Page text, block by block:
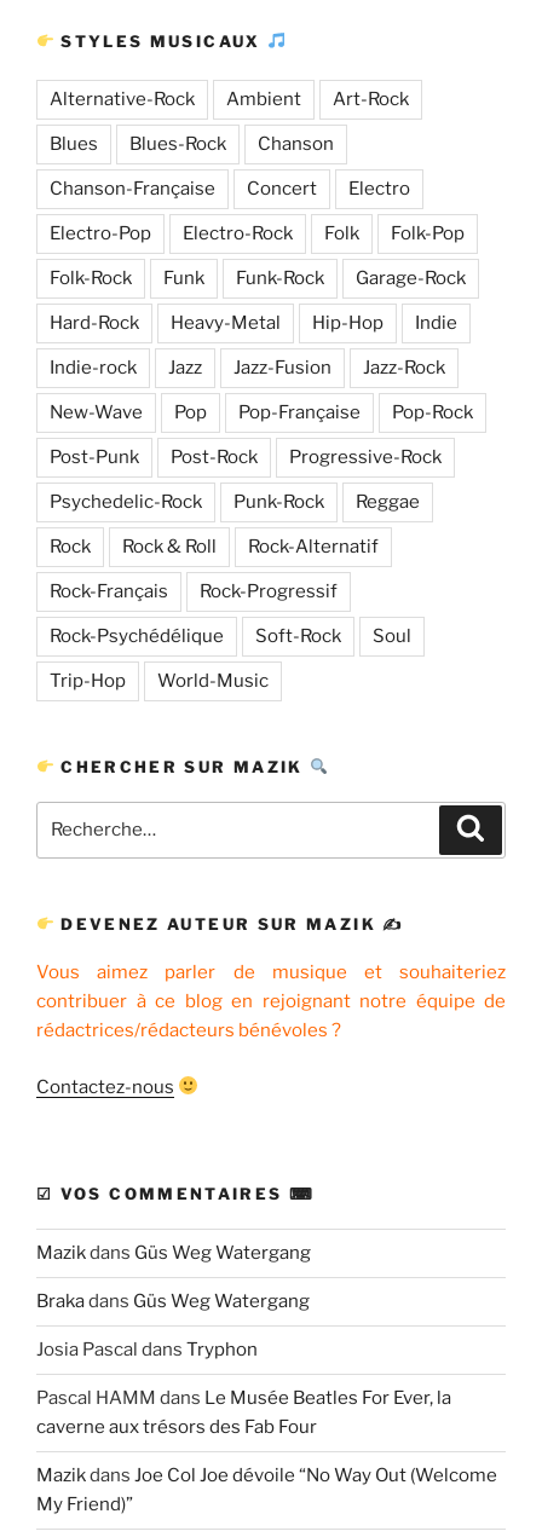
STYLES MUSICAUX
Alternative-Rock Ambient Art-Rock
Blues Blues-Rock Chanson
Chanson-Française Concert Electro
Electro-Pop Electro-Rock Folk Folk-Pop
Folk-Rock Funk Funk-Rock Garage-Rock
Hard-Rock Heavy-Metal Hip-Hop Indie
Indie-rock Jazz Jazz-Fusion Jazz-Rock
New-Wave Pop Pop-Française Pop-Rock
Post-Punk Post-Rock Progressive-Rock
Psychedelic-Rock Punk-Rock Reggae
Rock Rock & Roll Rock-Alternatif
Rock-Français Rock-Progressif
Rock-Psychédélique Soft-Rock Soul
Trip-Hop World-Music
CHERCHER SUR MAZIK
pour
DEVENEZ AUTEUR SUR MAZIK ✍
Vous aimez parler de musique et souhaiteriez
contribuer à ce blog en rejoignant notre équipe de
rédactrices/rédacteurs bénévoles ?
Contactez-nous
☑ VOS COMMENTAIRES ⌨
Mazikdans Güs Weg Watergang
Brakadans Güs Weg Watergang
Josia Pascal dans Tryphon
Pascal HAMM dans Le Musée Beatles For Ever, la
caverne aux trésors des Fab Four
Mazikdans Joe Col Joe dévoile “No Way Out (Welcome
My Friend)”